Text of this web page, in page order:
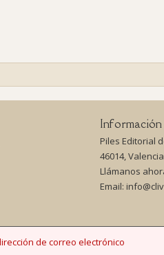
Información
Piles Editorial
46014,
Llámanos
Email: